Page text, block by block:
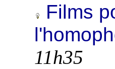
Films
11h35